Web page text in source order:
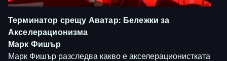
Терминатор срещу Аватар: Бележки за
Акселерационизма
Марк Фишър
Марк Фишър разследва какво е акселерационистката